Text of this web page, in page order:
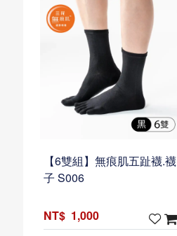
【6雙組】無痕肌五趾襪.襪
子 S006
1,000